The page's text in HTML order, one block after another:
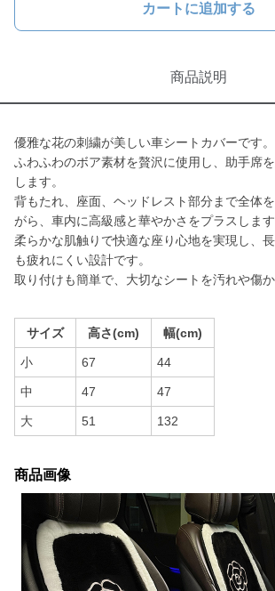
カートに追加する
商品説明
優雅な花の刺繍が美しい車シートカバーです。
ふわふわのボア素材を贅沢に使用し、助手席
します。
背もたれ、座面、ヘッドレスト部分まで全体
がら、車内に高級感と華やかさをプラスします
柔らかな肌触りで快適な座り心地を実現し、
も疲れにくい設計です。
取り付けも簡単で、大切なシートを汚れや傷か
サイズ 高さ(cm) 幅(cm)
小 67 44
中 47 47
大 51 132
商品画像